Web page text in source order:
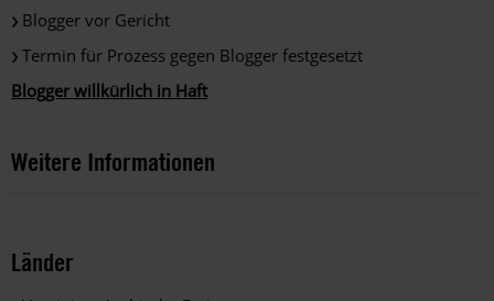
Blogger vor Gericht
Termin für Prozess gegen Blogger festgesetzt
Blogger willkürlich in Haft
Weitere Informationen
Länder